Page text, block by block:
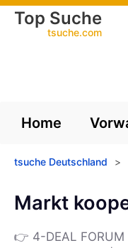
Top Suche
tsuche.com
Home
tsuche Deutschland >
Markt
👉 4-DEAL FORUM